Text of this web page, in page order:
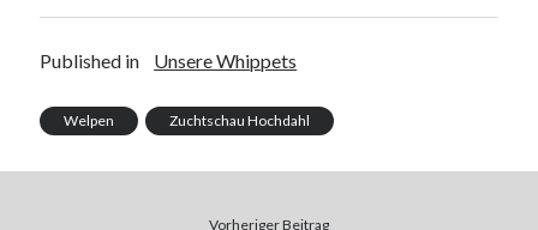
Published in Unsere Whippets
Welpen Zuchtschau Hochdahl
Vorheriger Beitrag